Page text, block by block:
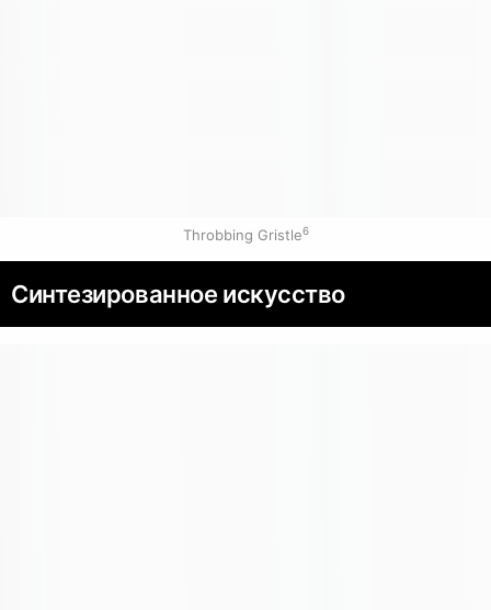
Throbbing Gristle6
Синтезированное искусство